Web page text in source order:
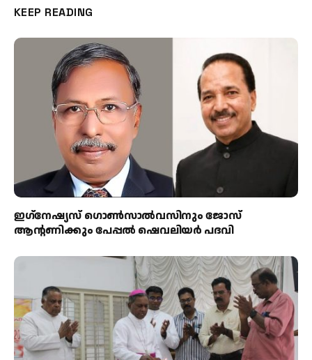
KEEP READING
ഇഗ്‌നേഷ്യസ് ഗൊൺസാൽവസിനും ജോസ്
ആന്റണിക്കും പേപ്പൽ ഷെവലിയർ പദവി